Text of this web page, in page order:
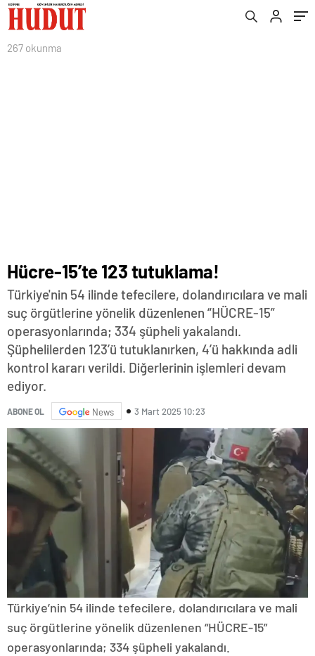
267 okunma
Hücre-15’te 123 tutuklama!
Türkiye'nin 54 ilinde tefecilere, dolandırıcılara ve mali
suç örgütlerine yönelik düzenlenen “HÜCRE-15”
operasyonlarında; 334 şüpheli yakalandı.
Şüphelilerden 123’ü tutuklanırken, 4’ü hakkında adli
kontrol kararı verildi. Diğerlerinin işlemleri devam
ediyor.
ABONE OL News 3 Mart 2025 10:23
Türkiye’nin 54 ilinde tefecilere, dolandırıcılara ve mali
suç örgütlerine yönelik düzenlenen “HÜCRE-15”
operasyonlarında; 334 şüpheli yakalandı.